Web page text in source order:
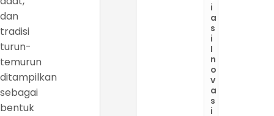
dan
tradisi
turun-
temurun
ditampilkan
sebagai
bentuk
i
a
s
i
I
n
o
v
a
s
i